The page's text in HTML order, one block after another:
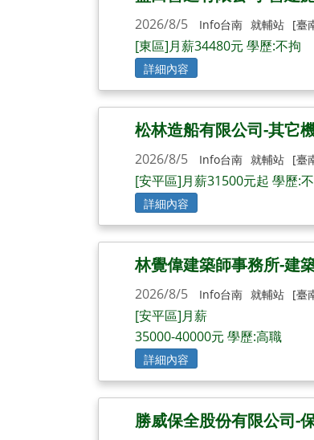
2026/8/5 Info台南 就輔站 [臺
[東區]月薪34480元 學歷:不拘
詳細內容
松林造船有限公司-其它
2026/8/5 Info台南 就輔站 [臺
[安平區]月薪31500元起 學歷:
詳細內容
林覺偉建築師事務所-建
2026/8/5 Info台南 就輔站 [臺
[安平區]月薪
35000-40000元 學歷:高職
詳細內容
勝威保全股份有限公司-